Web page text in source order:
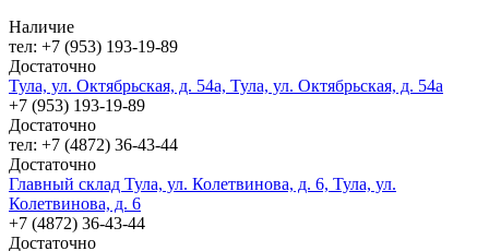
Наличие
тел: +7 (953) 193-19-89
Достаточно
Тула, ул. Октябрьская, д. 54а, Тула, ул. Октябрьская, д. 54а
+7 (953) 193-19-89
Достаточно
тел: +7 (4872) 36-43-44
Достаточно
Главный склад Тула, ул. Колетвинова, д. 6, Тула, ул.
Колетвинова, д. 6
+7 (4872) 36-43-44
Достаточно